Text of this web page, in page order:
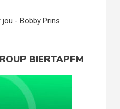
jou - Bobby Prins
BIERTAPFM